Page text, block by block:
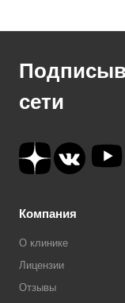
сети
Компания
О клинике
Лицензии
Отзывы